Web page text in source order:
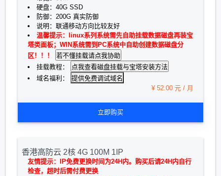
硬盘：40G SSD
防御：200G 真实防御
说明：联通移动方向比较友好
温馨提示：linux系列系统需先自助挂载数据磁盘再装宝
塔类面板；WIN系统需到PC系统中自助创建数据磁盘分
区！！！
挂载教程：
域名福利：
提供免费调试域名
¥ 52.00 元 / 月
立即购买
香港高防云 2核 4G 100M 1IP
友情提示：IP免费更换时间为24H内。购买后请24H内自行
检查，超时后需付费更换